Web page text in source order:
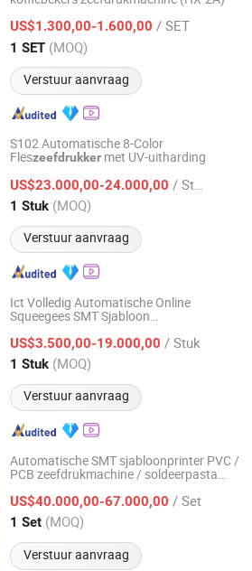
US$1.300,00-1.600,00 / SET
1 SET (MOQ)
Verstuur aanvraag
Machinery Co., Ltd.
Sinds 2017
S102 Automatische 8-Color
Fleszeefdrukker met UV-uitharding
US$23.000,00-24.000,00 / Stuk
1 Stuk (MOQ)
Verstuur aanvraag
Printing Machine Co., Ltd.
Sinds 2022
Ict Volledig Automatische Online
Squeegees SMT Sjabloon
Loodpasta Printer
US$3.500,00-19.000,00 / Stuk
1 Stuk (MOQ)
Verstuur aanvraag
Co.,Ltd.
Sinds 2013
Automatische SMT sjabloonprinter PVC /
PCB zeefdrukmachine / soldeerpasta
US$40.000,00-67.000,00 / Set
1 Set (MOQ)
Verstuur aanvraag
Co., Ltd.
Sinds 2019